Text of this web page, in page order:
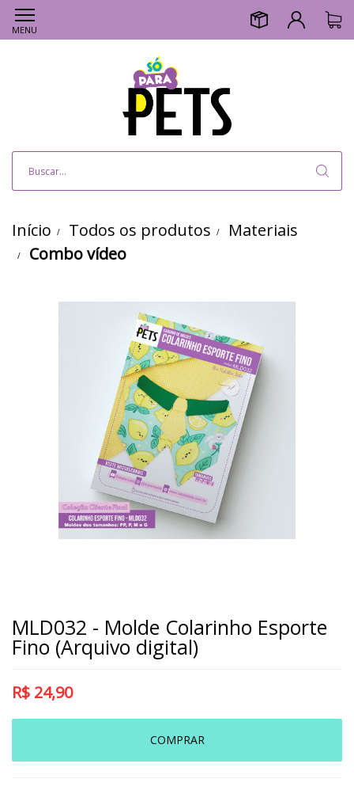
MENU
Início Todos os produtos
Materiais
Combo vídeo
MLD032 - Molde Colarinho Esporte
Fino (Arquivo digital)
R$ 24,90
COMPRAR